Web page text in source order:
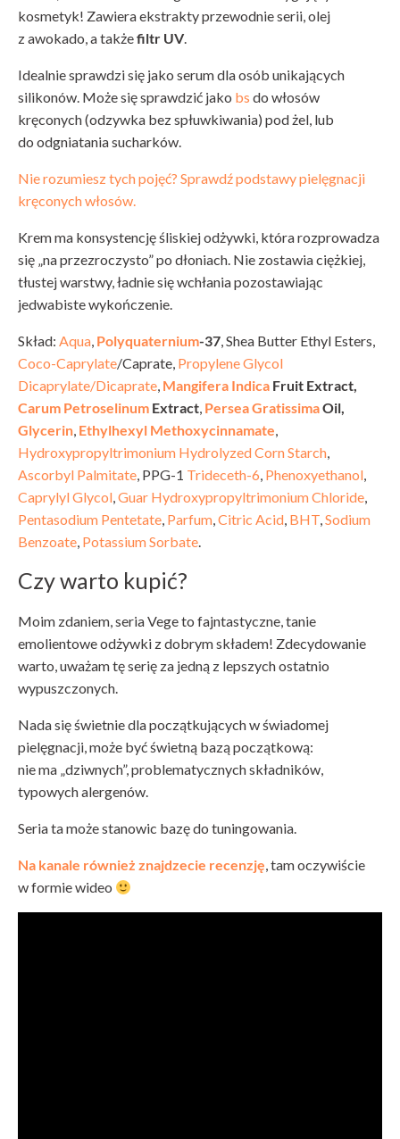
kosmetyk! Zawiera ekstrakty przewodnie serii, olej
z awokado, a takżefiltr UV.
Idealnie sprawdzi się jako serum dla osób unikających
silikonów. Może się sprawdzić jako bs do włosów
kręconych (odzywka bez spłuwkiwania) pod żel, lub
do odgniatania sucharków.
Nie rozumiesz tych pojęć? Sprawdź podstawy pielęgnacji
kręconych włosów.
Krem ma konsystencję śliskiej odżywki, która rozprowadza
się „na przezroczysto” po dłoniach. Nie zostawia ciężkiej,
tłustej warstwy, ładnie się wchłania pozostawiając
jedwabiste wykończenie.
Skład: Aqua, Polyquaternium-37, Shea Butter Ethyl Esters,
Coco-Caprylate/Caprate, Propylene Glycol
Dicaprylate/Dicaprate, Mangifera Indica Fruit Extract,
Carum Petroselinum Extract, Persea GratissimaOil,
Glycerin, Ethylhexyl Methoxycinnamate,
Hydroxypropyltrimonium Hydrolyzed Corn Starch,
Ascorbyl Palmitate, PPG-1 Trideceth-6, Phenoxyethanol,
Caprylyl Glycol,Guar Hydroxypropyltrimonium Chloride,
Pentasodium Pentetate, Parfum,Citric Acid, BHT,Sodium
Benzoate, Potassium Sorbate.
Czy warto kupić?
Moim zdaniem, seria Vege to fajntastyczne, tanie
emolientowe odżywki z dobrym składem! Zdecydowanie
warto, uważam tę serię za jedną z lepszych ostatnio
wypuszczonych.
Nada się świetnie dla początkujących w świadomej
pielęgnacji, może być świetną bazą początkową:
nie ma „dziwnych”, problematycznych składników,
typowych alergenów.
Seria ta może stanowic bazę do tuningowania.
Na kanale również znajdzecie recenzję, tam oczywiście
w formie wideo